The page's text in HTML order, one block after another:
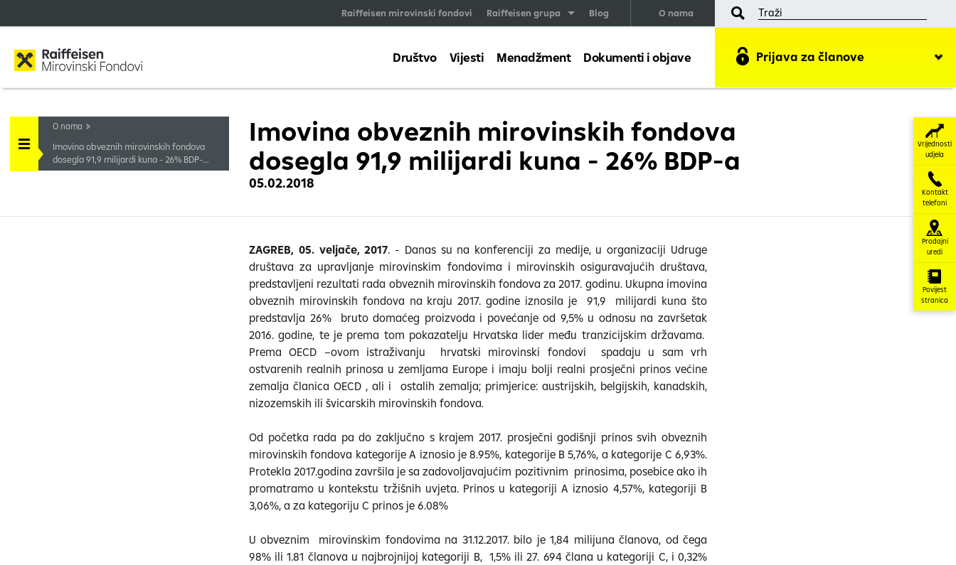
O nama
Raiffeisen mirovinski fondovi Raiffeisen grupa Blog
Prijava za članove
Društvo Vijesti Menadžment Dokumenti i objave
O nama
Imovina obveznih mirovinskih fondova
dosegla 91,9 milijardi kuna - 26% BDP-...
Imovina obveznih mirovinskih fondova
dosegla 91,9 milijardi kuna - 26% BDP-a
05.02.2018
ZAGREB, 05. veljače, 2017. - Danas su na konferenciji za medije, u organizaciji Udruge
društava za upravljanje mirovinskim fondovima i mirovinskih osiguravajućih društava,
predstavljeni rezultati rada obveznih mirovinskih fondova za 2017. godinu. Ukupna imovina
obveznih mirovinskih fondova na kraju 2017. godine iznosila je 91,9 milijardi kuna što
predstavlja 26% bruto domaćeg proizvoda i povećanje od 9,5% u odnosu na završetak
2016. godine, te je prema tom pokazatelju Hrvatska lider među tranzicijskim državama.
Prema OECD –ovom istraživanju hrvatski mirovinski fondovi spadaju u sam vrh
ostvarenih realnih prinosa u zemljama Europe i imaju bolji realni prosječni prinos većine
zemalja članica OECD , ali i ostalih zemalja; primjerice: austrijskih, belgijskih, kanadskih,
nizozemskih ili švicarskih mirovinskih fondova.
Od početka rada pa do zaključno s krajem 2017. prosječni godišnji prinos svih obveznih
mirovinskih fondova kategorije A iznosio je 8.95%, kategorije B 5,76%, a kategorije C 6,93%.
Protekla 2017.godina završila je sa zadovoljavajućim pozitivnim prinosima, posebice ako ih
promatramo u kontekstu tržišnih uvjeta. Prinos u kategoriji A iznosio 4,57%, kategoriji B
3,06%, a za kategoriju C prinos je 6.08%
U obveznim mirovinskim fondovima na 31.12.2017. bilo je 1,84 milijuna članova, od čega
98% ili 1.81 članova u najbrojnijoj kategoriji B, 1,5% ili 27. 694 člana u kategoriji C, i 0,32%
Vrijednosti
udjela
Kontakt
telefoni
Prodajni
uredi
Povijest
stranica